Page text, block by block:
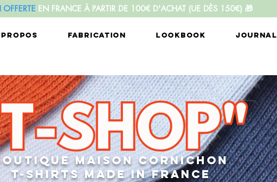
EN FRANCE À PARTIR DE 100€ D'ACHAT (UE DÈS 150€) 🎁
FABRICATION LOOKBOOK JOURNAL
MAISON CORNICHON
T-SHIRTS MADE IN FRANCE